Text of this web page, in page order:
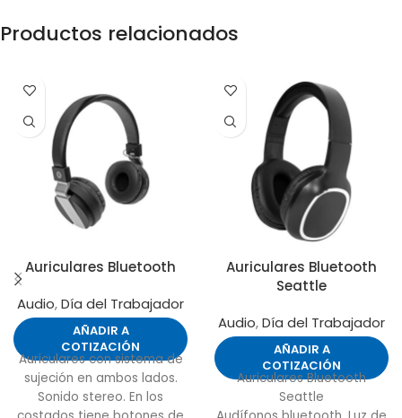
Productos relacionados
Auriculares Bluetooth
Audio,Día del Trabajador
AÑADIR A
COTIZACIÓN
Auriculares con sistema de
sujeción en ambos lados.
Sonido stereo. En los
Auriculares Bluetooth
Seattle
Audio,Día del Trabajador
AÑADIR A
COTIZACIÓN
Auriculares Bluetooth
Seattle